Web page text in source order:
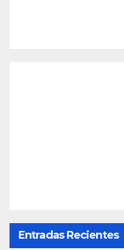
Entradas Recientes